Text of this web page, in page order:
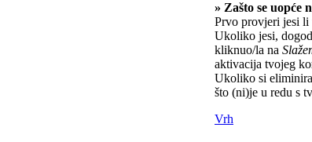
» Zašto se uopće
Prvo provjeri jesi li
Ukoliko jesi,
kliknuo/la na
aktivacija tvojeg
Ukoliko si
što (ni)je u redu s
Vrh